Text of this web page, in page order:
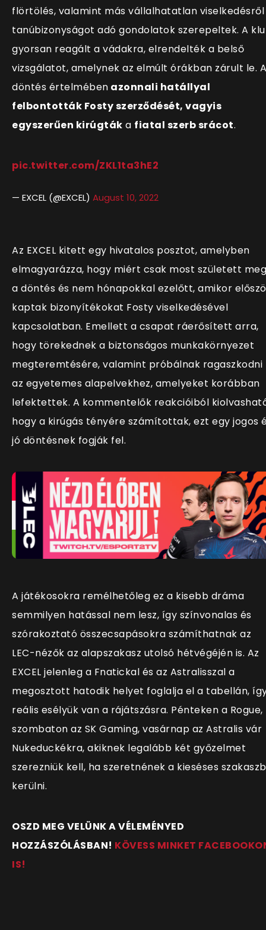
flörtölés, valamint más vállalhatatlan viselkedésről
tanúbizonyságot adó gondolatok szerepeltek. A
gyorsan reagált a vádakra, elrendelték a belső
vizsgálatot, amelynek az elmúlt órákban zárult le. A
döntés értelmében azonnali hatállyal
felbontották Fosty szerződését, vagyis
egyszerűen kirúgták a fiatal szerb srácot.
pic.twitter.com/ZKL1ta3hE2
— EXCEL (@EXCEL) August 10, 2022
Az EXCEL kitett egy hivatalos posztot, amelyben
elmagyarázza, hogy miért csak most született meg
a döntés és nem hónapokkal ezelőtt, amikor
kaptak bizonyítékokat Fosty viselkedésével
kapcsolatban. Emellett a csapat ráerősített arra,
hogy törekednek a biztonságos munkakörnyezet
megteremtésére, valamint próbálnak ragaszkodni
az egyetemes alapelvekhez, amelyeket korábban
lefektettek. A kommentelők reakcióiból
hogy a kirúgás tényére számítottak, ezt egy jogos
jó döntésnek fogják fel.
A játékosokra remélhetőleg ez a kisebb dráma
semmilyen hatással nem lesz, így színvonalas és
szórakoztató összecsapásokra számíthatnak az
LEC-nézők az alapszakasz utolsó hétvégéjén is. Az
EXCEL jelenleg a Fnatickal és az Astralisszal a
megosztott hatodik helyet foglalja el a tabellán,
reális esélyük van a rájátszásra. Pénteken a Rogue,
szombaton az SK Gaming, vasárnap az Astralis vár
Nukeduckékra, akiknek legalább két győzelmet
szerezniük kell, ha szeretnének a kieséses
kerülni.
OSZD MEG VELÜNK A VÉLEMÉNYED
HOZZÁSZÓLÁSBAN! KÖVESS MINKET
IS!